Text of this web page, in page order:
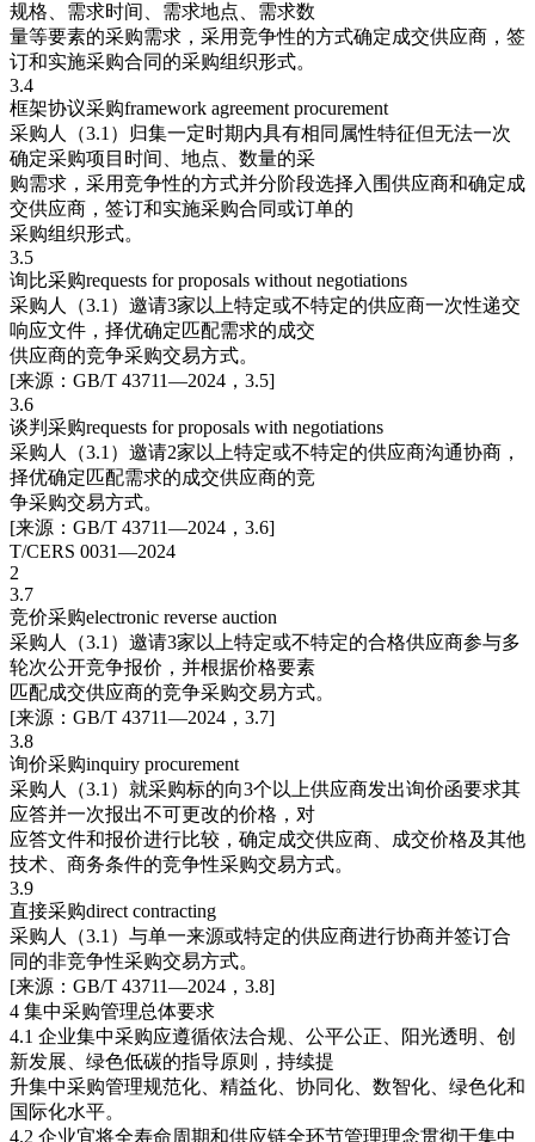
规格、需求时间、需求地点、需求数
量等要素的采购需求，采用竞争性的方式确定成交供应商，签
订和实施采购合同的采购组织形式。
3.4
框架协议采购framework agreement procurement
采购人（3.1）归集一定时期内具有相同属性特征但无法一次
确定采购项目时间、地点、数量的采
购需求，采用竞争性的方式并分阶段选择入围供应商和确定成
交供应商，签订和实施采购合同或订单的
采购组织形式。
3.5
询比采购requests for proposals without negotiations
采购人（3.1）邀请3家以上特定或不特定的供应商一次性递交
响应文件，择优确定匹配需求的成交
供应商的竞争采购交易方式。
[来源：GB/T 43711—2024，3.5]
3.6
谈判采购requests for proposals with negotiations
采购人（3.1）邀请2家以上特定或不特定的供应商沟通协商，
择优确定匹配需求的成交供应商的竞
争采购交易方式。
[来源：GB/T 43711—2024，3.6]
T/CERS 0031—2024
2
3.7
竞价采购electronic reverse auction
采购人（3.1）邀请3家以上特定或不特定的合格供应商参与多
轮次公开竞争报价，并根据价格要素
匹配成交供应商的竞争采购交易方式。
[来源：GB/T 43711—2024，3.7]
3.8
询价采购inquiry procurement
采购人（3.1）就采购标的向3个以上供应商发出询价函要求其
应答并一次报出不可更改的价格，对
应答文件和报价进行比较，确定成交供应商、成交价格及其他
技术、商务条件的竞争性采购交易方式。
3.9
直接采购direct contracting
采购人（3.1）与单一来源或特定的供应商进行协商并签订合
同的非竞争性采购交易方式。
[来源：GB/T 43711—2024，3.8]
4 集中采购管理总体要求
4.1 企业集中采购应遵循依法合规、公平公正、阳光透明、创
新发展、绿色低碳的指导原则，持续提
升集中采购管理规范化、精益化、协同化、数智化、绿色化和
国际化水平。
4.2 企业宜将全寿命周期和供应链全环节管理理念贯彻于集中